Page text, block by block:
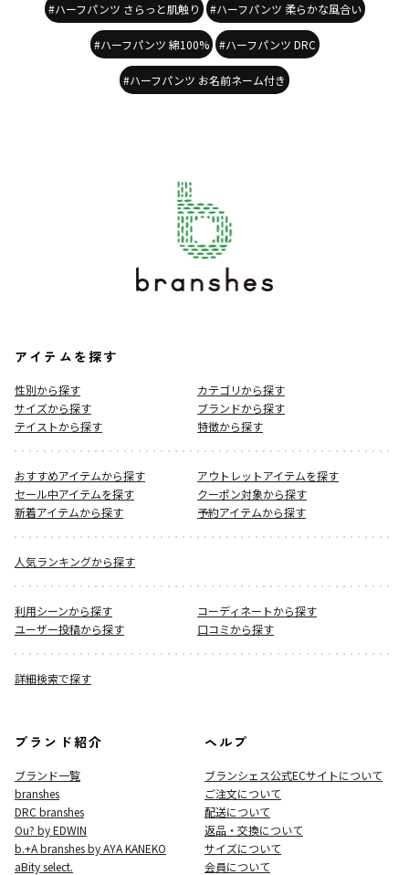
#ハーフパンツ さらっと肌触り #ハーフパンツ 柔らかな風合い
#ハーフパンツ 綿100% #ハーフパンツ DRC
#ハーフパンツ お名前ネーム付き
アイテムを探す
性別から探す
カテゴリから探す
サイズから探す
ブランドから探す
テイストから探す
特徴から探す
おすすめアイテムから探す
アウトレットアイテムを探す
セール中アイテムを探す
クーポン対象から探す
新着アイテムから探す
予約アイテムから探す
人気ランキングから探す
利用シーンから探す
コーディネートから探す
ユーザー投稿から探す
口コミから探す
詳細検索で探す
ブランド紹介
ブランド一覧
branshes
DRC branshes
Ou? by EDWIN
b.+A branshes by AYA KANEKO
aBity select.
ヘルプ
ブランシェス公式ECサイトについて
ご注文について
配送について
返品・交換について
サイズについて
会員について